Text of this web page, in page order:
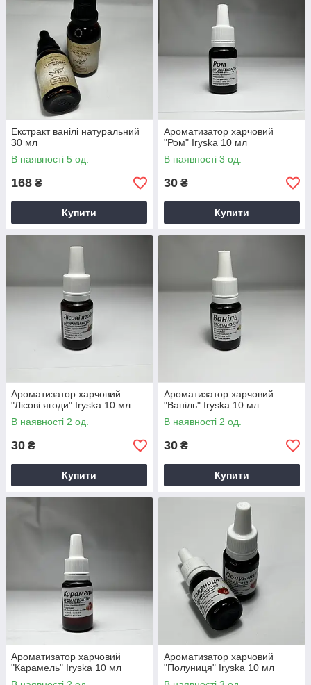
Екстракт ванілі натуральний
30 мл
В наявності 5 од.
168 ₴
Купити
Ароматизатор харчовий
"Ром" Iryska 10 мл
В наявності 3 од.
30 ₴
Купити
Ароматизатор харчовий
"Лісові ягоди" Iryska 10 мл
В наявності 2 од.
30 ₴
Купити
Ароматизатор харчовий
"Ваніль" Iryska 10 мл
В наявності 2 од.
30 ₴
Купити
Ароматизатор харчовий
"Карамель" Iryska 10 мл
Ароматизатор харчовий
"Полуниця" Iryska 10 мл